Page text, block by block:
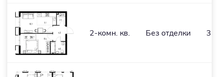
2-комн. кв. Без отделки